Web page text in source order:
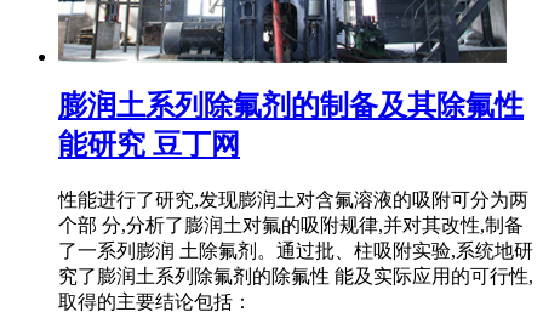
膨润土系列除氟剂的制备及其除氟性
能研究 豆丁网
性能进行了研究,发现膨润土对含氟溶液的吸附可分为两
个部 分,分析了膨润土对氟的吸附规律,并对其改性,制备
了一系列膨润 土除氟剂。通过批、柱吸附实验,系统地研
究了膨润土系列除氟剂的除氟性 能及实际应用的可行性,
取得的主要结论包括：